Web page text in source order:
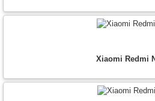
Xiaomi Redmi